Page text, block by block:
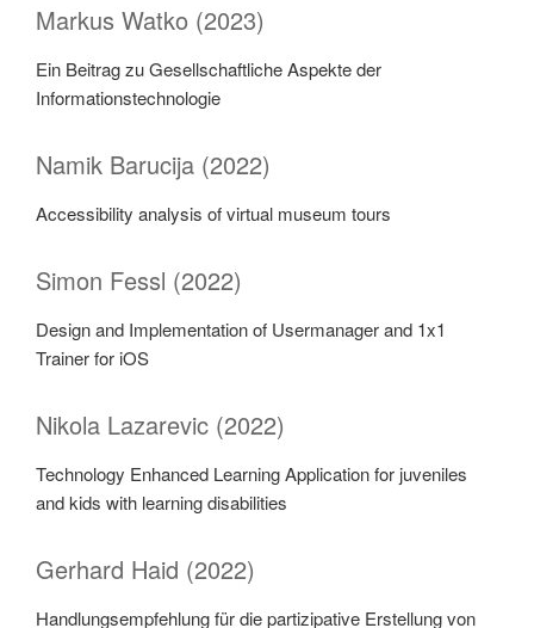
Markus Watko (2023)
Ein Beitrag zu Gesellschaftliche Aspekte der
Informationstechnologie
Namik Barucija (2022)
Accessibility analysis of virtual museum tours
Simon Fessl (2022)
Design and Implementation of Usermanager and 1x1
Trainer for iOS
Nikola Lazarevic (2022)
Technology Enhanced Learning Application for juveniles
and kids with learning disabilities
Gerhard Haid (2022)
Handlungsempfehlung für die partizipative Erstellung von